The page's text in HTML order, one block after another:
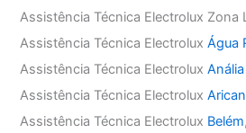
Assistência Técnica Electrolux Zona
Assistência Técnica ElectroluxÁgua
Assistência Técnica Electrolux
Assistência Técnica Electrolux
Assistência Técnica Electrolux Belém,